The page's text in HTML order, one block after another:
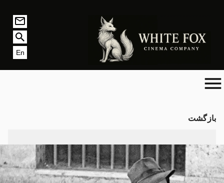
En
بازگشت